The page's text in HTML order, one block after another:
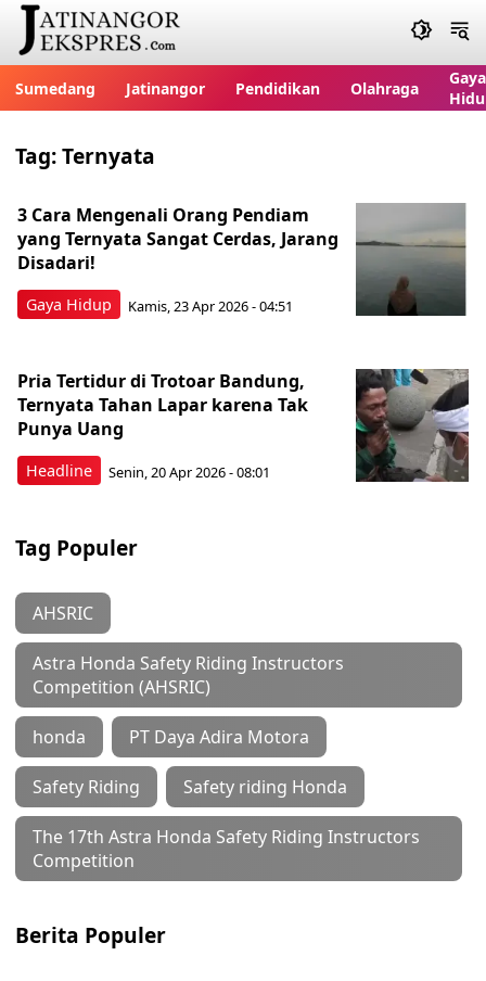
Sumedang Jatinangor Pendidikan Olahraga
Gaya
Tag:Ternyata
Gaya Hidup
3 Cara Mengenali Orang Pendiam
yang Ternyata Sangat Cerdas, Jarang
Disadari!
Kamis, 23 Apr 2026 - 04:51
Headline
Pria Tertidur di Trotoar Bandung,
Ternyata Tahan Lapar karena Tak
Punya Uang
Senin, 20 Apr 2026 - 08:01
Tag Populer
AHSRIC
Astra Honda Safety Riding Instructors
Competition (AHSRIC)
honda PT Daya Adira Motora
Safety Riding Safety riding Honda
The 17th Astra Honda Safety Riding Instructors
Competition
Berita Populer